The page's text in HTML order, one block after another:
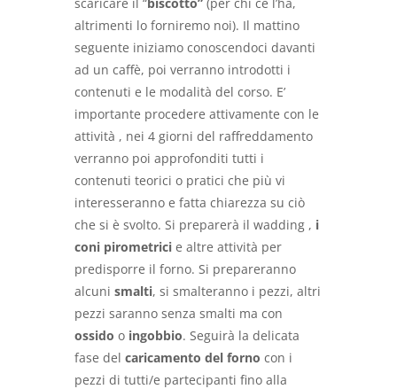
altrimenti lo forniremo noi). Il mattino
seguente iniziamo conoscendoci davanti
ad un caffè, poi verranno introdotti i
contenuti e le modalità del corso. E’
importante procedere attivamente con le
attività , nei 4 giorni del raffreddamento
verranno poi approfonditi tutti i
contenuti teorici o pratici che più vi
interesseranno e fatta chiarezza su ciò
che si è svolto. Si preparerà il wadding , i
coni pirometrici e altre attività per
predisporre il forno. Si prepareranno
alcuni smalti, si smalteranno i pezzi, altri
pezzi saranno senza smalti ma con
ossido o ingobbio. Seguirà la delicata
fase del caricamento del forno con i
pezzi di tutti/e partecipanti fino alla